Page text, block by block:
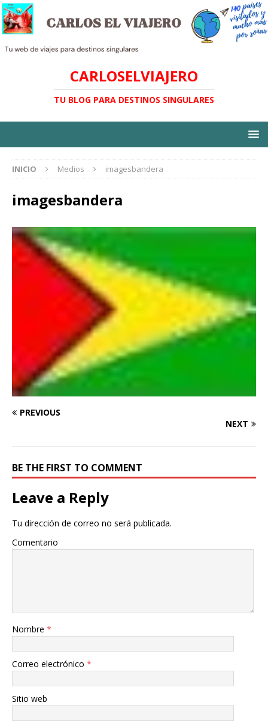
CARLOSELVIAJERO
TU BLOG PARA DESTINOS SINGULARES
INICIO Medios imagesbandera
imagesbandera
PREVIOUS
NEXT
BE THE FIRST TO COMMENT
Leave a Reply
Tu dirección de correo no será publicada.
Comentario
Nombre *
Correo electrónico *
Sitio web